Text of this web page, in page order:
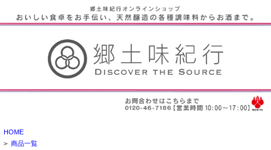
HOME
> 商品一覧